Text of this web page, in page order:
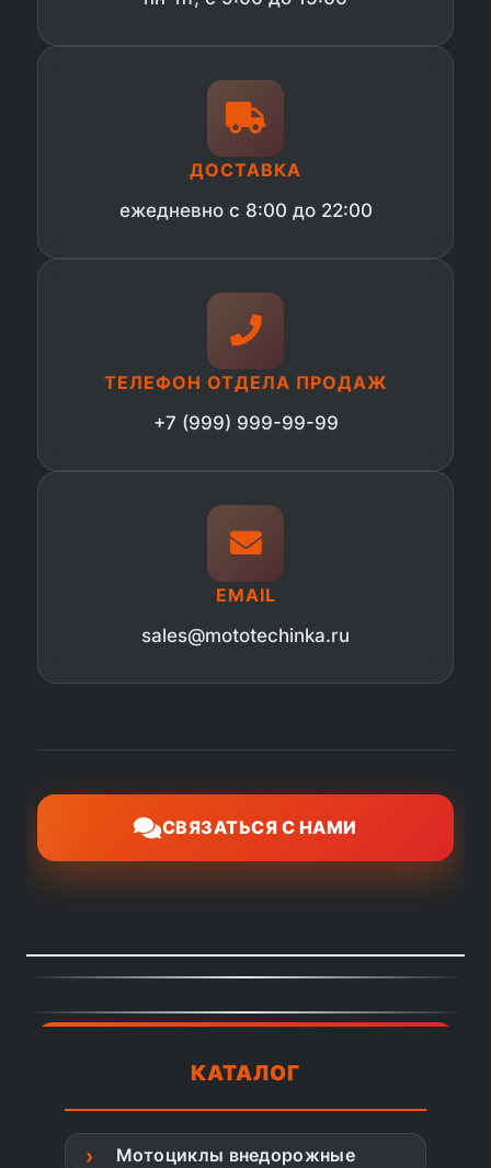
ДОСТАВКА
ежедневно с 8:00 до 22:00
ТЕЛЕФОН ОТДЕЛА ПРОДАЖ
+7 (999) 999-99-99
EMAIL
sales@mototechinka.ru
СВЯЗАТЬСЯ С НАМИ
КАТАЛОГ
Мотоциклы внедорожные